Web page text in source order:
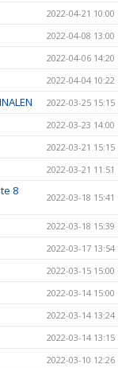
2022-04-21 10:00
2022-04-08 13:00
2022-04-06 14:20
2022-04-04 10:22
2022-03-25 15:15
2022-03-23 14:00
2022-03-21 15:15
2022-03-21 11:51
8
2022-03-18 15:41
2022-03-18 15:39
2022-03-17 13:54
2022-03-15 15:00
2022-03-14 15:00
2022-03-14 13:24
2022-03-14 13:15
2022-03-10 12:26